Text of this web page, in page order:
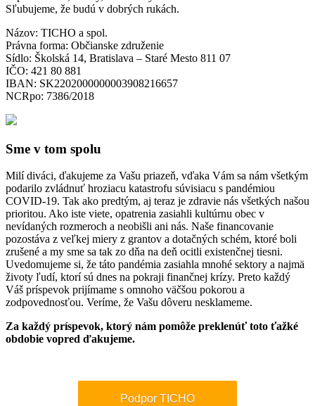
Sľubujeme, že budú v dobrých rukách.
Názov: TICHO a spol.
Právna forma: Občianske združenie
Sídlo: Školská 14, Bratislava – Staré Mesto 811 07
IČO: 421 80 881
IBAN: SK2202000000003908216657
NCRpo: 7386/2018
Sme v tom spolu
Milí diváci, ďakujeme za Vašu priazeň, vďaka Vám sa nám všetkým
podarilo zvládnuť hroziacu katastrofu súvisiacu s pandémiou
COVID-19. Tak ako predtým, aj teraz je zdravie nás všetkých našou
prioritou. Ako iste viete, opatrenia zasiahli kultúrnu obec v
nevídaných rozmeroch a neobišli ani nás. Naše financovanie
pozostáva z veľkej miery z grantov a dotačných schém, ktoré boli
zrušené a my sme sa tak zo dňa na deň ocitli existenčnej tiesni.
Uvedomujeme si, že táto pandémia zasiahla mnohé sektory a najmä
životy ľudí, ktorí sú dnes na pokraji finančnej krízy. Preto každý
Váš príspevok prijímame s omnoho väčšou pokorou a
zodpovednosťou. Veríme, že Vašu dôveru nesklameme.
Za každý príspevok, ktorý nám pomôže preklenúť toto ťažké
obdobie vopred ďakujeme.
Podpor TICHO